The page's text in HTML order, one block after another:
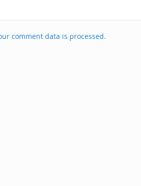
comment data is processed.